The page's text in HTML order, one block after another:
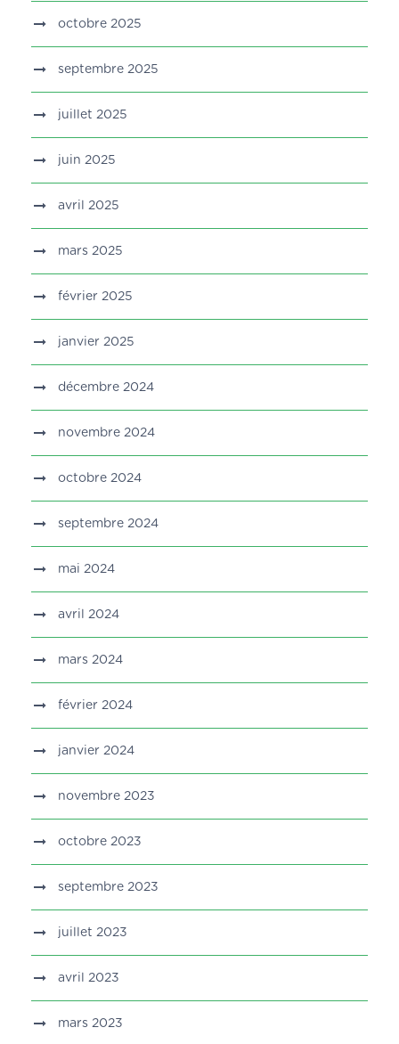
octobre 2025
septembre 2025
juillet 2025
juin 2025
avril 2025
mars 2025
février 2025
janvier 2025
décembre 2024
novembre 2024
octobre 2024
septembre 2024
mai 2024
avril 2024
mars 2024
février 2024
janvier 2024
novembre 2023
octobre 2023
septembre 2023
juillet 2023
avril 2023
mars 2023